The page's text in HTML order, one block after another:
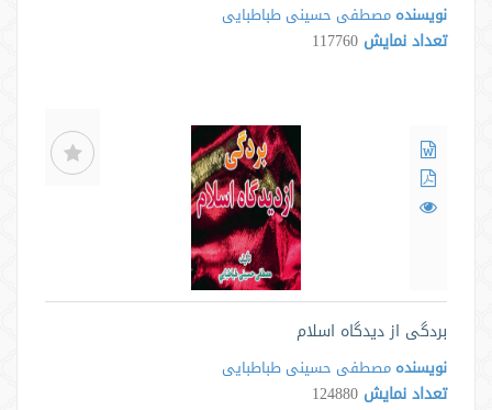
نویسنده مصطفی حسینی طباطبایی
تعداد نمایش 117760
بردگی از دیدگاه اسلام
نویسنده مصطفی حسینی طباطبایی
تعداد نمایش 124880